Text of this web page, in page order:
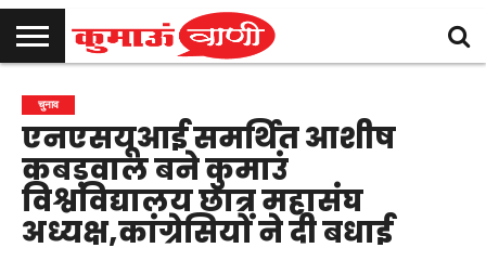
उत्तराखण्ड
राजनीति
मनोरंजन
क्राइम
खेल
समाचार
शिक्षा
स्वास्थ्य
धर्म-
संस्कृति
चुनाव
विज्ञापन
संपर्क
करें
चुनाव
एनएसयूआई समर्थित आशीष
कबड़वाल बने कुमाउं
विश्वविद्यालय छात्र महासंघ
अध्यक्ष,कांग्रेसियों ने दी बधाई